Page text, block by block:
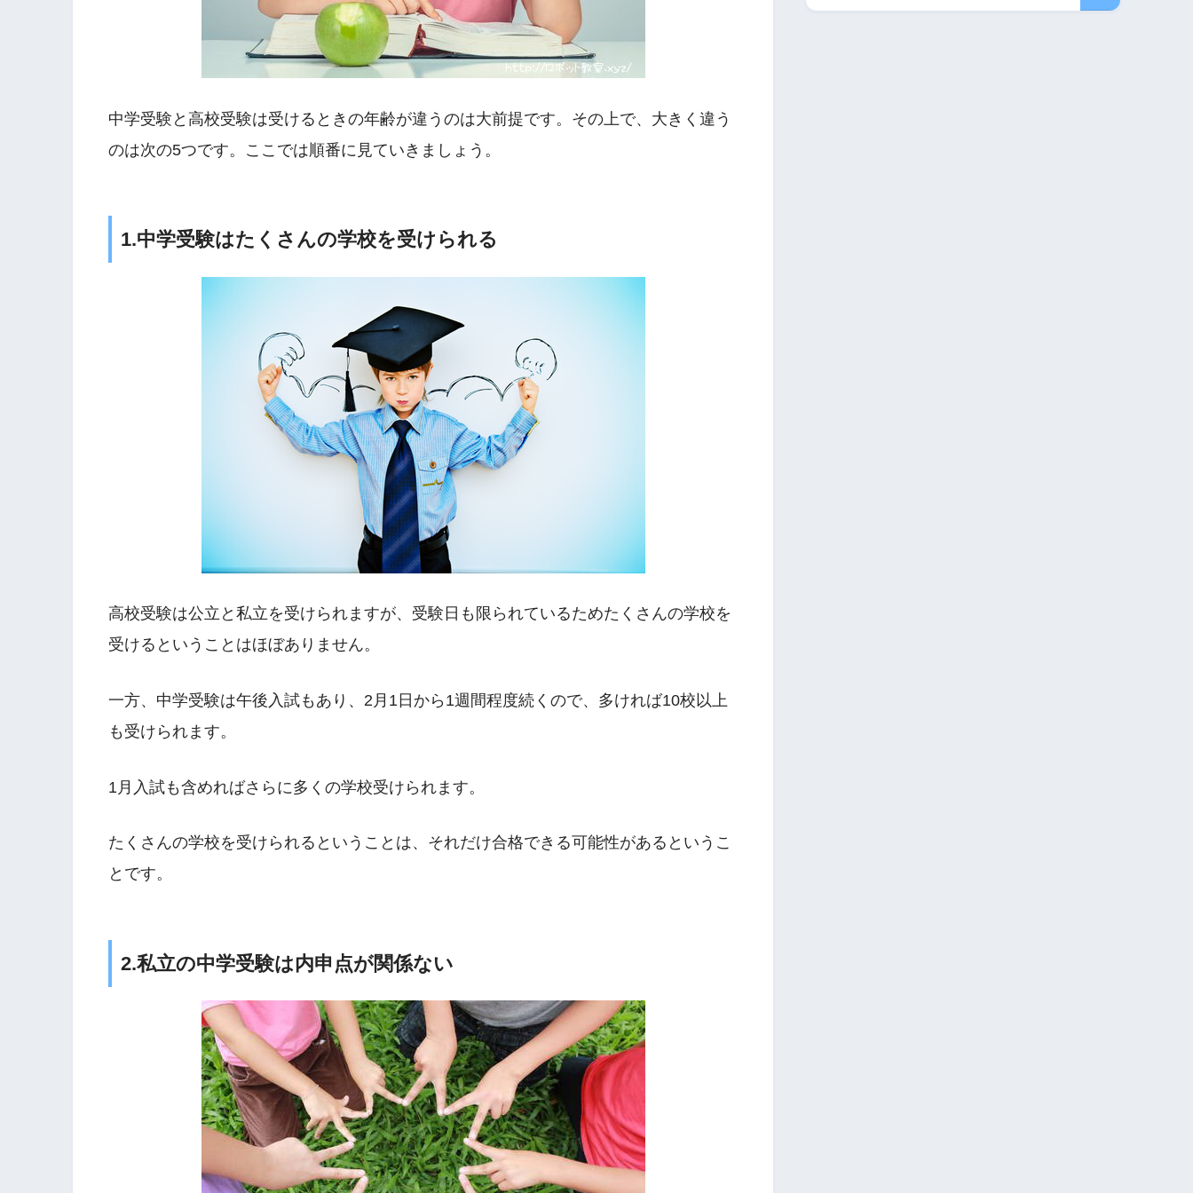
中学受験と高校受験は受けるときの年齢が違うのは大前提です。その上で、大きく違う
のは次の5つです。ここでは順番に見ていきましょう。
1.中学受験はたくさんの学校を受けられる
高校受験は公立と私立を受けられますが、受験日も限られているためたくさんの学校を
受けるということはほぼありません。
一方、中学受験は午後入試もあり、2月1日から1週間程度続くので、多ければ10校以上
も受けられます。
1月入試も含めればさらに多くの学校受けられます。
たくさんの学校を受けられるということは、それだけ合格できる可能性があるというこ
とです。
2.私立の中学受験は内申点が関係ない